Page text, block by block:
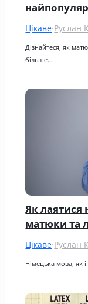
Цікаве·Руслан
Дізнайтеся, як
більше…
Як лаятися
матюки та
Цікаве·Руслан
Німецька мова, як